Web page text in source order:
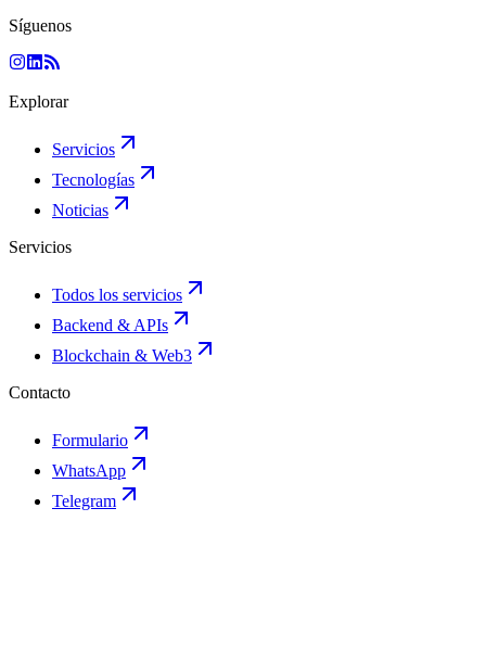
Síguenos
Explorar
Servicios
Tecnologías
Noticias
Servicios
Todos los servicios
Backend & APIs
Blockchain & Web3
Contacto
Formulario
WhatsApp
Telegram